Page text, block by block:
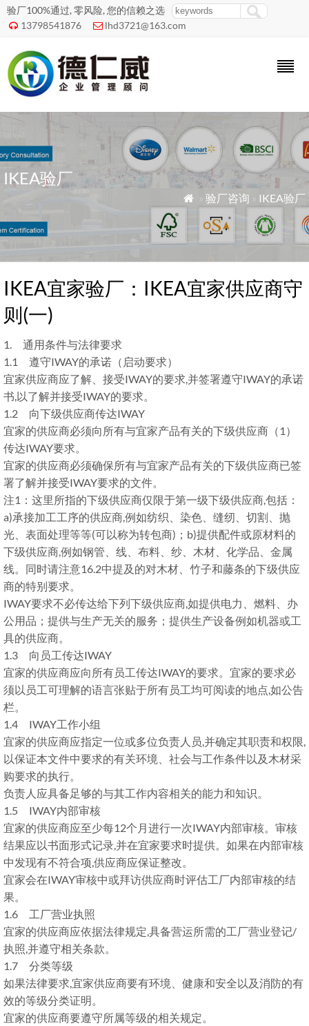
验厂100%通过, 零风险, 您的信赖之选
 13798541876  lhd3721@163.com
IKEA验厂
 验厂咨询 IKEA验厂
IKEA宜家验厂：IKEA宜家供应商守
则(一)
1. 通用条件与法律要求
1.1 遵守IWAY的承诺（启动要求）
宜家供应商应了解、接受IWAY的要求,并签署遵守IWAY的承诺
书,以了解并接受IWAY的要求。
1.2 向下级供应商传达IWAY
宜家的供应商必须向所有与宜家产品有关的下级供应商（1）
传达IWAY要求。
宜家的供应商必须确保所有与宜家产品有关的下级供应商已签
署了解并接受IWAY要求的文件。
注1：这里所指的下级供应商仅限于第一级下级供应商,包括：
a)承接加工工序的供应商,例如纺织、染色、缝纫、切割、抛
光、表面处理等等(可以称为转包商)；b)提供配件或原材料的
下级供应商,例如钢管、线、布料、纱、木材、化学品、金属
线。同时请注意16.2中提及的对木材、竹子和藤条的下级供应
商的特别要求。
IWAY要求不必传达给下列下级供应商,如提供电力、燃料、办
公用品；提供与生产无关的服务；提供生产设备例如机器或工
具的供应商。
1.3 向员工传达IWAY
宜家的供应商应向所有员工传达IWAY的要求。宜家的要求必
须以员工可理解的语言张贴于所有员工均可阅读的地点,如公告
栏。
1.4 IWAY工作小组
宜家的供应商应指定一位或多位负责人员,并确定其职责和权限,
以保证本文件中要求的有关环境、社会与工作条件以及木材采
购要求的执行。
负责人应具备足够的与其工作内容相关的能力和知识。
1.5 IWAY内部审核
宜家的供应商应至少每12个月进行一次IWAY内部审核。审核
结果应以书面形式记录,并在宜家要求时提供。如果在内部审核
中发现有不符合项,供应商应保证整改。
宜家会在IWAY审核中或拜访供应商时评估工厂内部审核的结
果。
1.6 工厂营业执照
宜家的供应商应依据法律规定,具备营运所需的工厂营业登记/
执照,并遵守相关条款。
1.7 分类等级
如果法律要求,宜家供应商要有环境、健康和安全以及消防的有
效的等级分类证明。
宜家的供应商要遵守所属等级的相关规定。